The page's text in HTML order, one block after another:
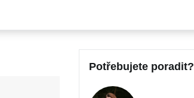
Potřebujete poradit?